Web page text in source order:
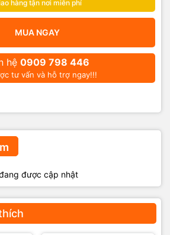
hàng tận nơi miễn phí
MUA NGAY
hệ 0909 798 446
tư vấn và hỗ trợ ngay!!!
được cập nhật